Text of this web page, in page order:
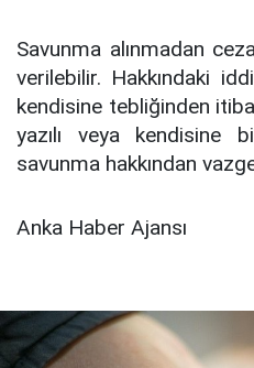
Savunma alınmadan
verilebilir. Hakkındaki
kendisine tebliğinden
yazılı veya kendisine
savunma hakkından
Anka Haber Ajansı